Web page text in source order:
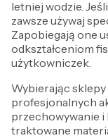
letniej wodzie.
zawsze używaj
Zapobiegają one
odkształceniom
użytkowniczek.
Wybierając
profesjonalnych
przechowywanie i
traktowane